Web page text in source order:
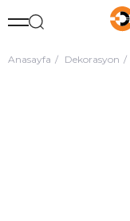
Anasayfa Dekorasyon